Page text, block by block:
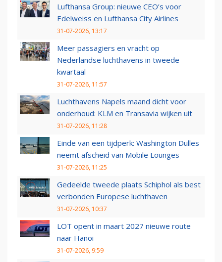
Lufthansa Group: nieuwe CEO’s voor
Edelweiss en Lufthansa City Airlines
31-07-2026, 13:17
Meer passagiers en vracht op
Nederlandse luchthavens in tweede
kwartaal
31-07-2026, 11:57
Luchthavens Napels maand dicht voor
onderhoud: KLM en Transavia wijken uit
31-07-2026, 11:28
Einde van een tijdperk: Washington Dulles
neemt afscheid van Mobile Lounges
31-07-2026, 11:25
Gedeelde tweede plaats Schiphol als best
verbonden Europese luchthaven
31-07-2026, 10:37
LOT opent in maart 2027 nieuwe route
naar Hanoi
31-07-2026, 9:59